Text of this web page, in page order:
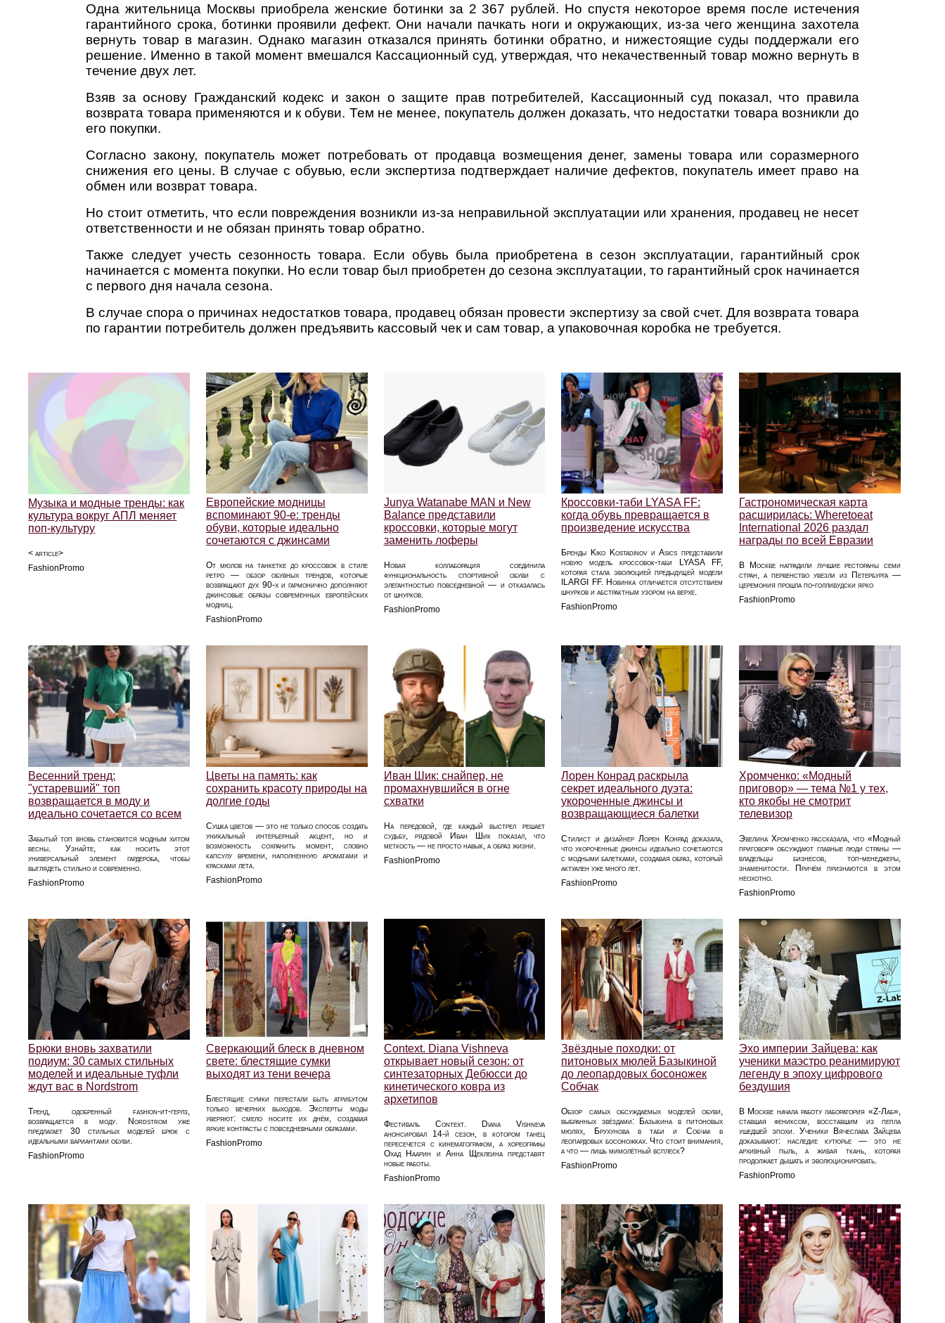
Одна жительница Москвы приобрела женские ботинки за 2 367 рублей. Но спустя некоторое время после истечения
гарантийного срока, ботинки проявили дефект. Они начали пачкать ноги и окружающих, из-за чего женщина захотела
вернуть товар в магазин. Однако магазин отказался принять ботинки обратно, и нижестоящие суды поддержали его
решение. Именно в такой момент вмешался Кассационный суд, утверждая, что некачественный товар можно вернуть в
течение двух лет.
Взяв за основу Гражданский кодекс и закон о защите прав потребителей, Кассационный суд показал, что правила
возврата товара применяются и к обуви. Тем не менее, покупатель должен доказать, что недостатки товара возникли до
его покупки.
Согласно закону, покупатель может потребовать от продавца возмещения денег, замены товара или соразмерного
снижения его цены. В случае с обувью, если экспертиза подтверждает наличие дефектов, покупатель имеет право на
обмен или возврат товара.
Но стоит отметить, что если повреждения возникли из-за неправильной эксплуатации или хранения, продавец не несет
ответственности и не обязан принять товар обратно.
Также следует учесть сезонность товара. Если обувь была приобретена в сезон эксплуатации, гарантийный срок
начинается с момента покупки. Но если товар был приобретен до сезона эксплуатации, то гарантийный срок начинается
с первого дня начала сезона.
В случае спора о причинах недостатков товара, продавец обязан провести экспертизу за свой счет. Для возврата товара
по гарантии потребитель должен предъявить кассовый чек и сам товар, а упаковочная коробка не требуется.
Музыка и модные тренды: как
культура вокруг АПЛ меняет
поп-культуру
< article>
FashionPromo
Европейские модницы
вспоминают 90-е: тренды
обуви, которые идеально
сочетаются с джинсами
От мюлов на танкетке до кроссовок в стиле
ретро — обзор обувных трендов, которые
возвращают дух 90-х и гармонично дополняют
джинсовые образы современных европейских
модниц.
FashionPromo
Junya Watanabe MAN и New
Balance представили
кроссовки, которые могут
заменить лоферы
Новая коллаборация соединила
функциональность спортивной обуви с
элегантностью повседневной — и отказалась
от шнурков.
FashionPromo
Кроссовки-таби LYASA FF:
когда обувь превращается в
произведение искусства
Бренды Kiko Kostadinov и Asics представили
новую модель кроссовок-таби LYASA FF,
которая стала эволюцией предыдущей модели
ILARGI FF. Новинка отличается отсутствием
шнурков и абстрактным узором на верхе.
FashionPromo
Гастрономическая карта
расширилась: Wheretoeat
International 2026 раздал
награды по всей Евразии
В Москве наградили лучшие рестораны семи
стран, а первенство увезли из Петербурга —
церемония прошла по-голливудски ярко
FashionPromo
Весенний тренд:
"устаревший" топ
возвращается в моду и
идеально сочетается со всем
Забытый топ вновь становится модным хитом
весны. Узнайте, как носить этот
универсальный элемент гардероба, чтобы
выглядеть стильно и современно.
FashionPromo
Цветы на память: как
сохранить красоту природы на
долгие годы
Сушка цветов — это не только способ создать
уникальный интерьерный акцент, но и
возможность сохранить момент, словно
капсулу времени, наполненную ароматами и
красками лета.
FashionPromo
Иван Шик: снайпер, не
промахнувшийся в огне
схватки
На передовой, где каждый выстрел решает
судьбу, рядовой Иван Шик показал, что
меткость — не просто навык, а образ жизни.
FashionPromo
Лорен Конрад раскрыла
секрет идеального дуэта:
укороченные джинсы и
возвращающиеся балетки
Стилист и дизайнер Лорен Конрад доказала,
что укороченные джинсы идеально сочетаются
с модными балетками, создавая образ, который
актуален уже много лет.
FashionPromo
Хромченко: «Модный
приговор» — тема №1 у тех,
кто якобы не смотрит
телевизор
Эвелина Хромченко рассказала, что «Модный
приговор» обсуждают главные люди страны —
владельцы бизнесов, топ-менеджеры,
знаменитости. Причём признаются в этом
неохотно.
FashionPromo
Брюки вновь захватили
подиум: 30 самых стильных
моделей и идеальные туфли
ждут вас в Nordstrom
Тренд, одобренный fashion-ит-герлз,
возвращается в моду. Nordstrom уже
предлагает 30 стильных моделей брюк с
идеальными вариантами обуви.
FashionPromo
Сверкающий блеск в дневном
свете: блестящие сумки
выходят из тени вечера
Блестящие сумки перестали быть атрибутом
только вечерних выходов. Эксперты моды
уверяют: смело носите их днём, создавая
яркие контрасты с повседневными образами.
FashionPromo
Context. Diana Vishneva
открывает новый сезон: от
синтезаторных Дебюсси до
кинетического ковра из
архетипов
Фестиваль Context. Diana Vishneva
анонсировал 14-й сезон, в котором танец
пересечется с кинематографом, а хореографы
Охад Наарин и Анна Щеклеина представят
новые работы.
FashionPromo
Звёздные походки: от
питоновых мюлей Базыкиной
до леопардовых босоножек
Собчак
Обзор самых обсуждаемых моделей обуви,
выбранных звёздами: Базыкина в питоновых
мюлях, Брухунова в таби и Собчак в
леопардовых босоножках. Что стоит внимания,
а что — лишь мимолётный всплеск?
FashionPromo
Эхо империи Зайцева: как
ученики маэстро реанимируют
легенду в эпоху цифрового
бездушия
В Москве начала работу лаборатория «Z-Лаб»,
ставшая фениксом, восставшим из пепла
ушедшей эпохи. Ученики Вячеслава Зайцева
доказывают: наследие кутюрье — это не
архивный пыль, а живая ткань, которая
продолжает дышать и эволюционировать.
FashionPromo